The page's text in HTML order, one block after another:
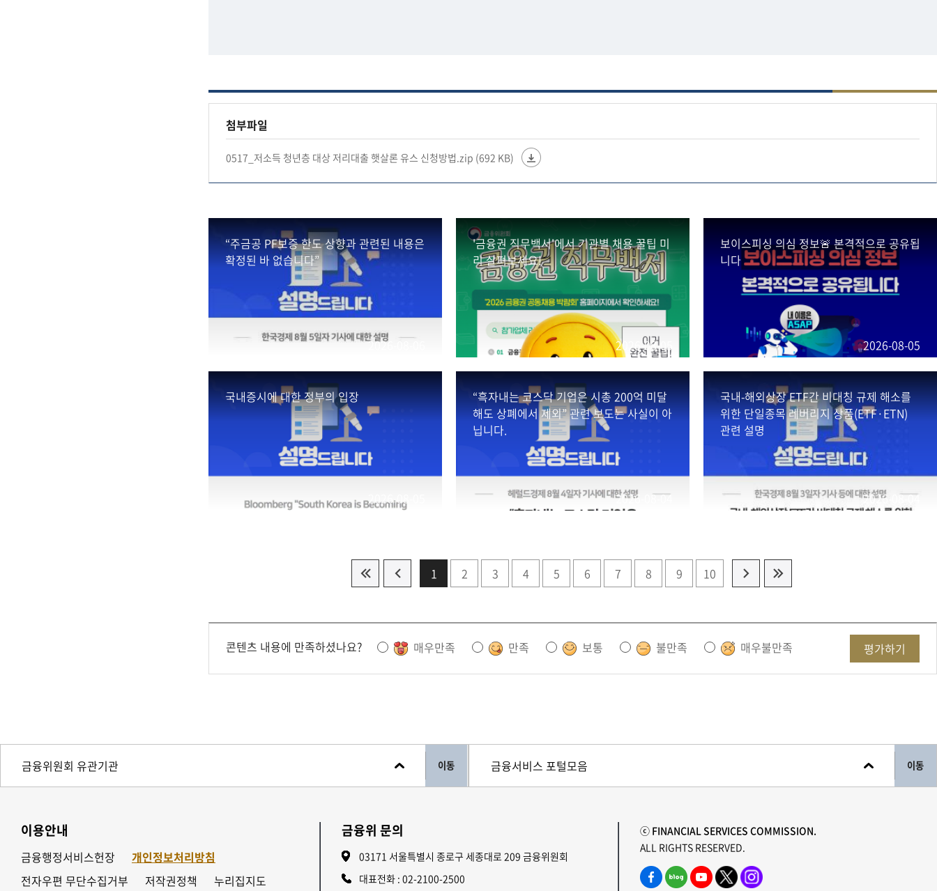
📌이용문의
"다시, 대한민국! 새로운 국민의 나라"
#금융부문 #민생지원프로그램 #제2차_추경예산안 #햇살론유스
https://blog.naver.com/blogfsc/222730025295
첨부파일
0517_저소득 청년층 대상 저리대출 햇살론 유스 신청방법.zip (692 KB)
“주금공 PF보증 한도 상향과 관련된 내용은
확정된 바 없습니다”
2026-08-06
'금융권 직무백서'에서 기관별 채용 꿀팁 미
리 살펴보세요!
2026-08-05
보이스피싱 의심 정보🚨 본격적으로 공유됩
니다
2026-08-05
국내증시에 대한 정부의 입장
2026-08-05
“흑자내는 코스닥 기업은 시총 200억 미달
해도 상폐에서 제외” 관련 보도는 사실이 아
닙니다.
2026-08-04
국내-해외상장 ETF간 비대칭 규제 해소를
위한 단일종목 레버리지 상품(ETF·ETN)
관련 설명
2026-08-04
1 2 3 4 5 6 7 8 9 10
콘텐츠 내용에 만족하셨나요? 매우만족 만족 보통 불만족 매우불만족 평가하기
이동 이동
이용안내
금융행정서비스헌장
개인정보처리방침
전자우편 무단수집거부
저작권정책 누리집지도
금융위 문의
03171 서울특별시 종로구 세종대로 209 금융위원회
대표전화 : 02-2100-2500
ⓒ FINANCIAL SERVICES COMMISSION.
ALL RIGHTS RESERVED.